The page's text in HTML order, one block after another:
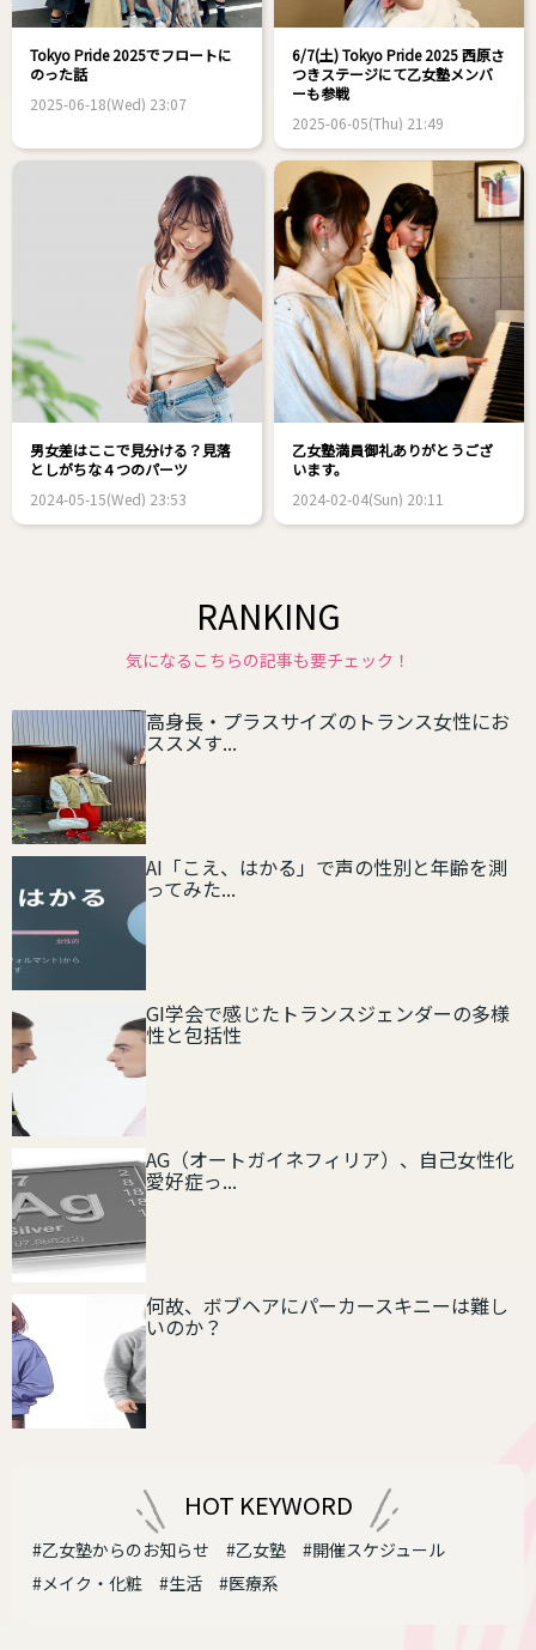
Tokyo Pride 2025でフロートに
のった話
2025-06-18(Wed) 23:07
6/7(土) Tokyo Pride 2025 西原さ
つきステージにて乙女塾メンバ
ーも参戦
2025-06-05(Thu) 21:49
男女差はここで見分ける？見落
としがちな４つのパーツ
2024-05-15(Wed) 23:53
乙女塾満員御礼ありがとうござ
います。
2024-02-04(Sun) 20:11
RANKING
気になるこちらの記事も要チェック！
高身長・プラスサイズのトランス女性にお
ススメす...
AI「こえ、はかる」で声の性別と年齢を測
ってみた...
GI学会で感じたトランスジェンダーの多様
性と包括性
AG（オートガイネフィリア）、自己女性化
愛好症っ...
何故、ボブヘアにパーカースキニーは難し
いのか？
HOT KEYWORD
#乙女塾からのお知らせ #乙女塾
#開催スケジュール
#メイク・化粧
#生活 #医療系